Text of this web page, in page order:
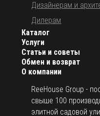
О компании
ReeHouse Group -
свыше 100
элитной садовой
Каталог
Услуги
Статьи и советы
Обмен и возврат
Дизайнерам и
Дилерам